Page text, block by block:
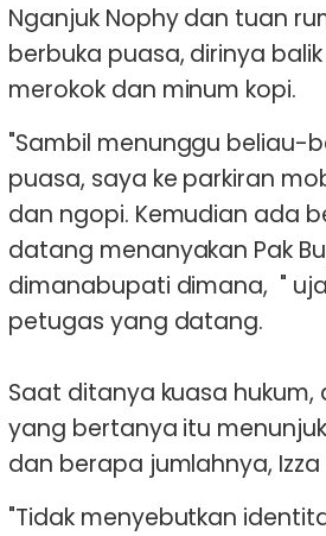
Nganjuk Nophy dan tuan
berbuka puasa, dirinya
merokok dan minum kopi.
"Sambil menunggu beliau-
puasa, saya ke parkiran
dan ngopi. Kemudian ada
datang menanyakan Pak
dimanabupati dimana, "
petugas yang datang.
Saat ditanya kuasa
yang bertanya itu
dan berapa jumlahnya,
"Tidak menyebutkan